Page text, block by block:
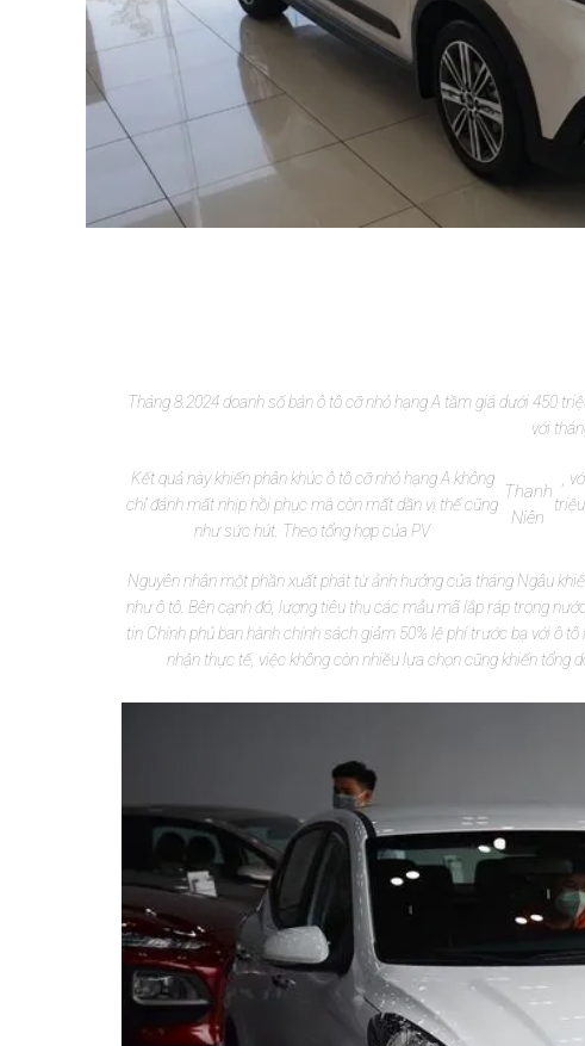
Tháng 8.2024 doanh số bán ô tô cỡ nhỏ hạng A tầm giá dưới 450
với
Kết quả này khiến phân khúc ô tô cỡ nhỏ hạng A không
chỉ đánh mất nhịp hồi phục mà còn mất dần vị thế cũng
như sức hút. Theo tổng hợp của PV
Thanh
Niên
,
Nguyên nhân một phần xuất phát từ ảnh hưởng của tháng Ngâu
như ô tô. Bên cạnh đó, lượng tiêu thụ các mẫu mã lắp ráp trong
tin Chính phủ ban hành chính sách giảm 50% lệ phí trước bạ với ô
nhận thực tế, việc không còn nhiều lựa chọn cũng khiến tổng